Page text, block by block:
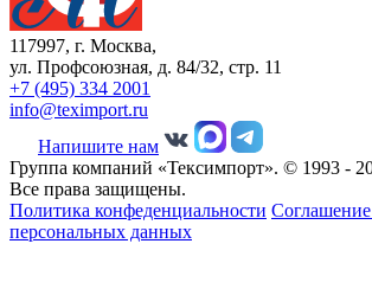
117997, г. Москва,
ул. Профсоюзная, д. 84/32, стр. 11
+7 (495) 334 2001
info@teximport.ru
Напишите нам
Группа компаний «Тексимпорт». © 1993 -
Все права защищены.
Политика конфеденциальности Соглашение
персональных данных